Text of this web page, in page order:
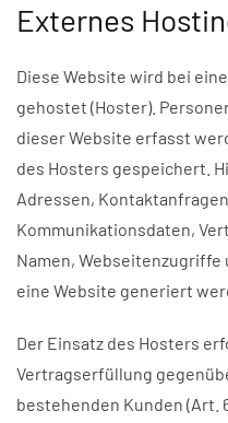
Externes
Diese Website wird bei
gehostet (Hoster).
dieser Website erfasst
des Hosters gespeichert.
Adressen,
Kommunikationsdaten,
Namen,
eine Website generiert
Der Einsatz des Hosters
Vertragserfüllung
bestehenden Kunden (Art.